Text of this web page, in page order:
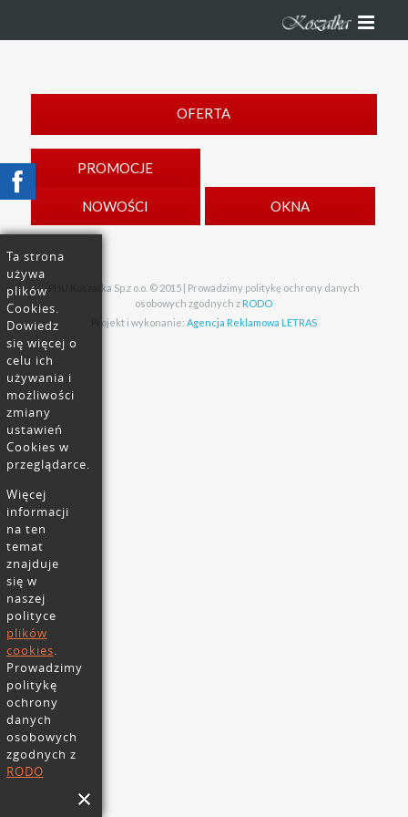
OFERTA
PROMOCJE
NOWOŚCI OKNA
PHU Koszałka Sp.z o.o. © 2015 | Prowadzimy politykę ochrony danych
osobowych zgodnych z RODO
Projekt i wykonanie: Agencja Reklamowa LETRAS
Ta strona
używa
plików
Cookies.
Dowiedz
się więcej o
celu ich
używania i
możliwości
zmiany
ustawień
Cookies w
przeglądarce.
Więcej
informacji
na ten
temat
znajduje
się w
naszej
polityce
plików
cookies.
Prowadzimy
politykę
ochrony
danych
osobowych
zgodnych z
RODO